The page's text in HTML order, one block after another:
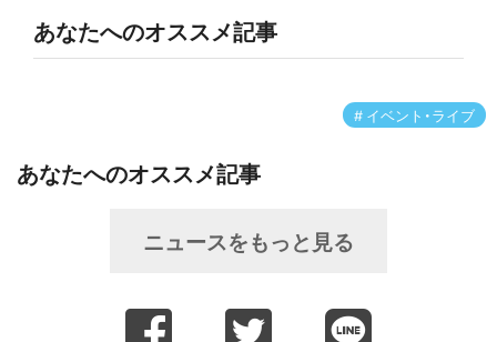
あなたへのオススメ記事
イベント・ライブ
あなたへのオススメ記事
ニュースをもっと見る